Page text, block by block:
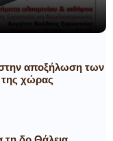
αποξήλωση των
χώρας